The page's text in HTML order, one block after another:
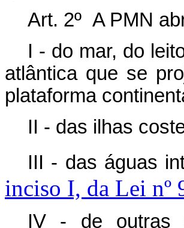
Art. 2º A PMN
I - do mar, do
atlântica que se
plataforma
II - das ilhas
III - das águas
inciso I, da Lei nº
IV - de outras